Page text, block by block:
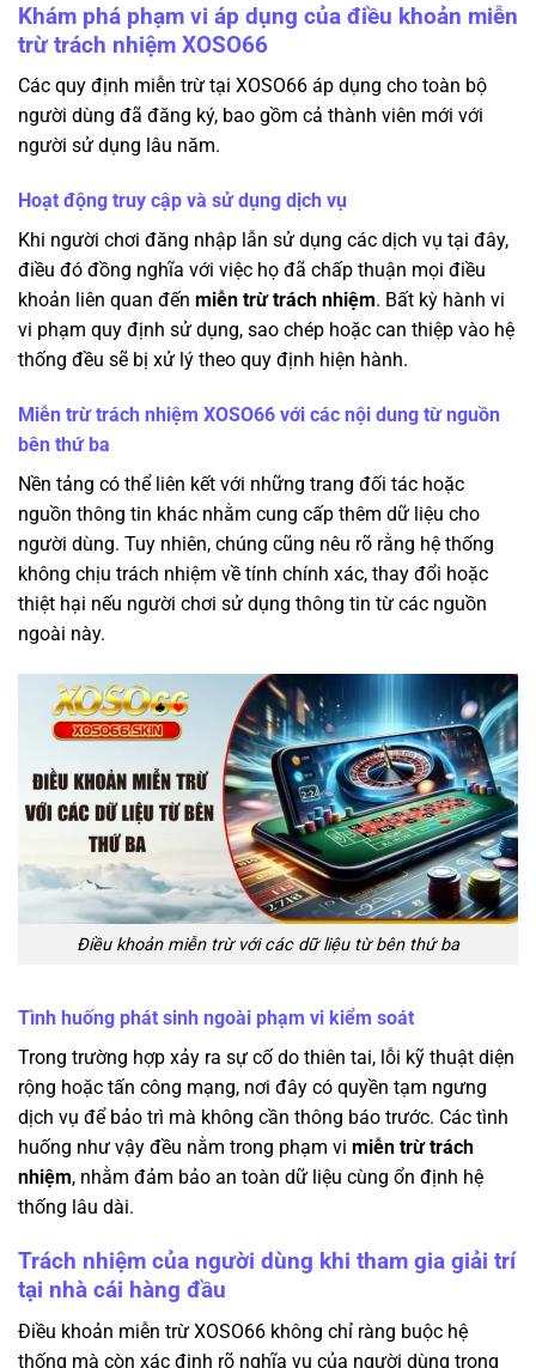
Khám phá phạm vi áp dụng của điều khoản miễn
trừ trách nhiệm XOSO66
Các quy định miễn trừ tại XOSO66 áp dụng cho toàn bộ
người dùng đã đăng ký, bao gồm cả thành viên mới với
người sử dụng lâu năm.
Hoạt động truy cập và sử dụng dịch vụ
Khi người chơi đăng nhập lẫn sử dụng các dịch vụ tại đây,
điều đó đồng nghĩa với việc họ đã chấp thuận mọi điều
khoản liên quan đến miễn trừ trách nhiệm. Bất kỳ hành vi
vi phạm quy định sử dụng, sao chép hoặc can thiệp vào hệ
thống đều sẽ bị xử lý theo quy định hiện hành.
Miễn trừ trách nhiệm XOSO66 với các nội dung từ nguồn
bên thứ ba
Nền tảng có thể liên kết với những trang đối tác hoặc
nguồn thông tin khác nhằm cung cấp thêm dữ liệu cho
người dùng. Tuy nhiên, chúng cũng nêu rõ rằng hệ thống
không chịu trách nhiệm về tính chính xác, thay đổi hoặc
thiệt hại nếu người chơi sử dụng thông tin từ các nguồn
ngoài này.
Điều khoản miễn trừ với các dữ liệu từ bên thứ ba
Tình huống phát sinh ngoài phạm vi kiểm soát
Trong trường hợp xảy ra sự cố do thiên tai, lỗi kỹ thuật diện
rộng hoặc tấn công mạng, nơi đây có quyền tạm ngưng
dịch vụ để bảo trì mà không cần thông báo trước. Các tình
huống như vậy đều nằm trong phạm vi miễn trừ trách
nhiệm, nhằm đảm bảo an toàn dữ liệu cùng ổn định hệ
thống lâu dài.
Trách nhiệm của người dùng khi tham gia giải trí
tại nhà cái hàng đầu
Điều khoản miễn trừ XOSO66 không chỉ ràng buộc hệ
thống mà còn xác định rõ nghĩa vụ của người dùng trong